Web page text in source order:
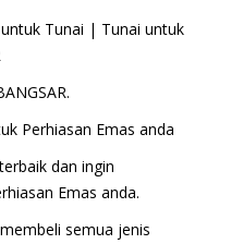
Tunai | Tunai untuk
Perhiasan Emas anda
dan ingin
Emas anda.
semua jenis